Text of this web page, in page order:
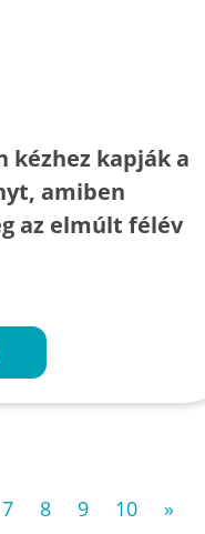
kézhez kapják a
amiben
az elmúlt félév
7 8 9 10 »